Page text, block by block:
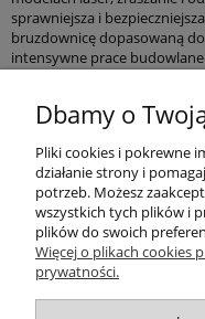
sprawniejsza i
bruzdownicę dopasowaną
intensywne prace
Pomoc
Produkty
Kategorie bloga
Kontakt
Dbamy o
Pliki cookies i pokrewne
działanie strony i
potrzeb. Możesz
wszystkich tych plików i
plików do swoich
Więcej o plikach cookies
prywatności.